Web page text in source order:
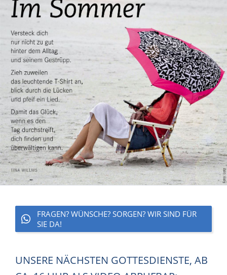
FRAGEN? WÜNSCHE? SORGEN? WIR SIND FÜR
SIE DA!
UNSERE NÄCHSTEN GOTTESDIENSTE, AB